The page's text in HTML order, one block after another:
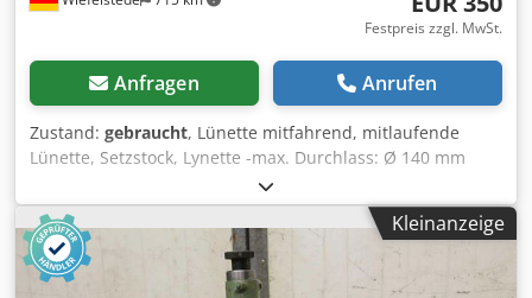
Festpreis zzgl. MwSt.
Anfragen Anrufen
Zustand: gebraucht, Lünette mitfahrend, mitlaufende
Lünette, Setzstock, Lynette -max. Durchlass: Ø 140 mm
Crodoc Ih S Ejpfx Ak Def -Auflage: Messing -untere Pinole
fehlt -Spitzenhöhe: 230 mm -Zeichnungen bei den Fotos -
Preis: pro Stück -Anzahl: 1x vorhanden -Abmessungen:
510/480/H110 mm -Gewicht: 22 kg
Kleinanzeige